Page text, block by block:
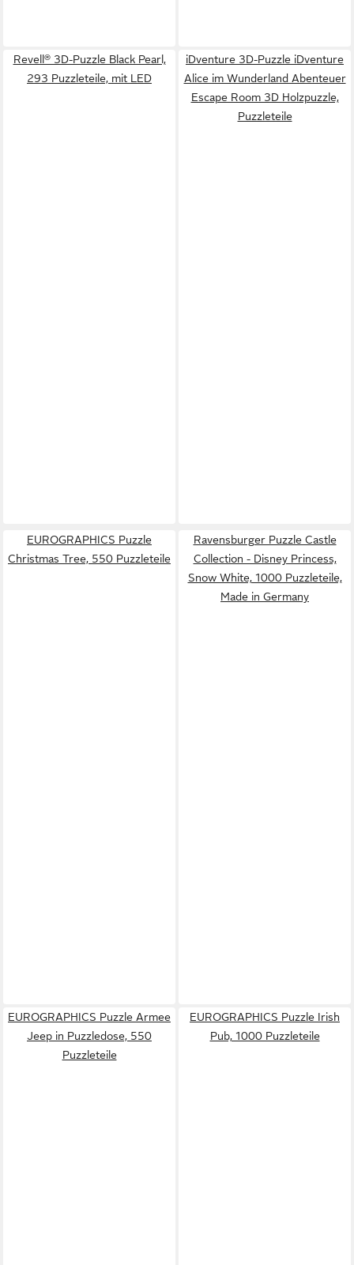
Revell® 3D-Puzzle Black Pearl,
293 Puzzleteile, mit LED
iDventure 3D-Puzzle iDventure
Alice im Wunderland Abenteuer
Escape Room 3D Holzpuzzle,
Puzzleteile
EUROGRAPHICS Puzzle
Christmas Tree, 550 Puzzleteile
Ravensburger Puzzle Castle
Collection - Disney Princess,
Snow White, 1000 Puzzleteile,
Made in Germany
EUROGRAPHICS Puzzle Armee
Jeep in Puzzledose, 550
Puzzleteile
EUROGRAPHICS Puzzle Irish
Pub, 1000 Puzzleteile